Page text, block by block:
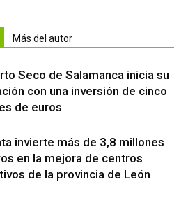
Más del autor
Seco de Salamanca inicia su
con una inversión de cinco
de euros
invierte más de 3,8 millones
en la mejora de centros
de la provincia de León